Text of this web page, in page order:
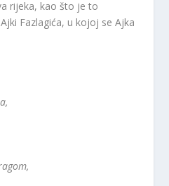
rijeka, kao što je to
Fazlagića, u kojoj se Ajka